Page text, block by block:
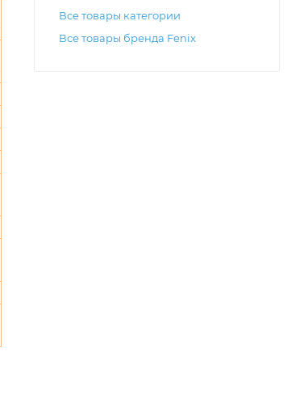
Все товары категории
Все товары бренда Fenix